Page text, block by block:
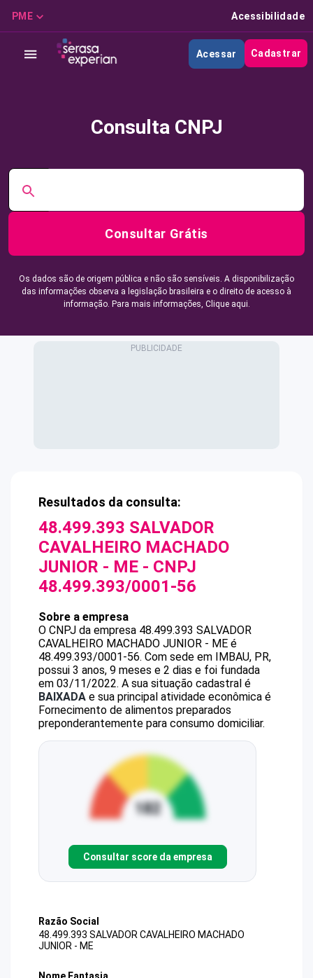
PME Acessibilidade
Acessar Cadastrar
Consulta CNPJ
Consultar Grátis
Os dados são de origem pública e não são sensíveis. A disponibilização
das informações observa a legislação brasileira e o direito de acesso à
informação. Para mais informações, Clique aqui.
Resultados da consulta:
48.499.393 SALVADOR
CAVALHEIRO MACHADO
JUNIOR - ME - CNPJ
48.499.393/0001-56
Sobre a empresa
O CNPJ da empresa 48.499.393 SALVADOR
CAVALHEIRO MACHADO JUNIOR - ME é
48.499.393/0001-56. Com sede em IMBAU, PR,
possui 3 anos, 9 meses e 2 dias e foi fundada
em 03/11/2022. A sua situação cadastral é
BAIXADA e sua principal atividade econômica é
Fornecimento de alimentos preparados
preponderantemente para consumo domiciliar.
Consultar score da empresa
Razão Social
48.499.393 SALVADOR CAVALHEIRO MACHADO
JUNIOR - ME